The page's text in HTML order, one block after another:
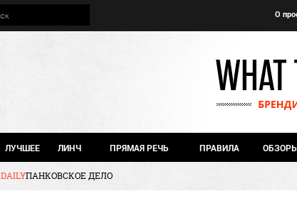
О
ЛУЧШЕЕ ЛИНЧ ПРЯМАЯ РЕЧЬ ПРАВИЛА
DAILYПАНКОВСКОЕ ДЕЛО